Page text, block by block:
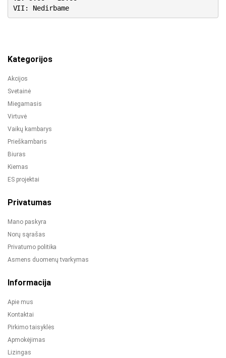
VII: Nedirbame
Kategorijos
Akcijos
Svetainė
Miegamasis
Virtuvė
Vaikų kambarys
Prieškambaris
Biuras
Kiemas
ES projektai
Privatumas
Mano paskyra
Norų sąrašas
Privatumo politika
Asmens duomenų tvarkymas
Informacija
Apie mus
Kontaktai
Pirkimo taisyklės
Apmokėjimas
Lizingas